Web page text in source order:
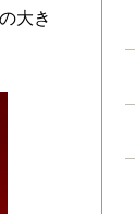
大き